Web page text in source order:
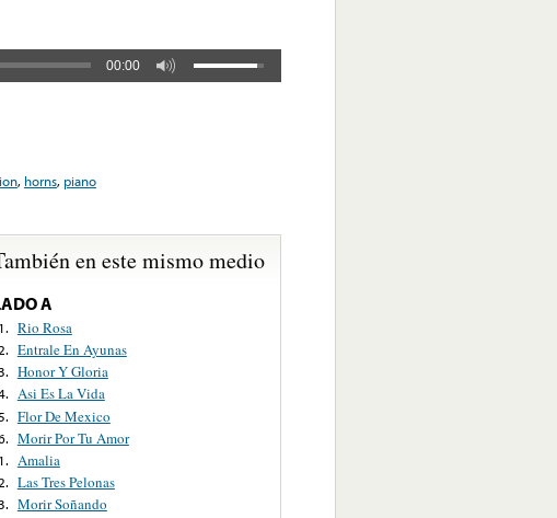
00:00
, horns, piano
en este mismo medio
A
1. Rio Rosa
2. Entrale En Ayunas
Honor Y Gloria
Asi Es La Vida
Flor De Mexico
Morir Por Tu Amor
1. Amalia
Las Tres Pelonas
Morir Soñando